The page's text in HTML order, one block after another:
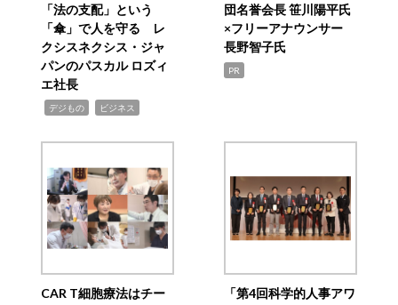
「法の支配」という
「傘」で人を守る レ
クシスネクシス・ジャ
パンのパスカル ロズィ
エ社長
デジもの ビジネス
団名誉会長 笹川陽平氏
×フリーアナウンサー
長野智子氏
PR
CAR T細胞療法はチー
「第4回科学的人事アワ